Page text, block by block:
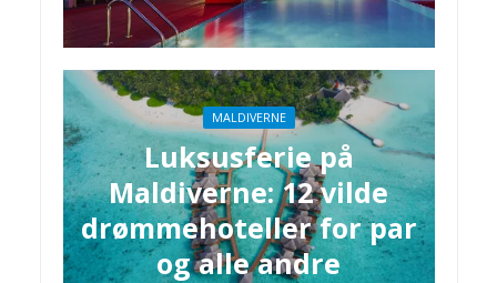
MALDIVERNE
Luksusferie på
Maldiverne: 12 vilde
drømmehoteller for par
og alle andre